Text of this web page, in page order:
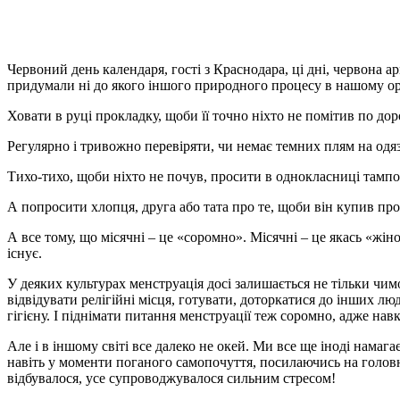
Червоний день календаря, гості з Краснодара, ці дні, червона
придумали ні до якого іншого природного процесу в нашому
Ховати в руці прокладку, щоби її точно ніхто не помітив по
Регулярно і тривожно перевіряти, чи немає темних плям на
Тихо-тихо, щоби ніхто не почув, просити в однокласниці
А попросити хлопця, друга або тата про те, щоби він купив
А все тому, що місячні – це «соромно». Місячні – це якась
існує.
У деяких культурах менструація досі залишається не тільки
відвідувати релігійні місця, готувати, доторкатися до
гігієну. І піднімати питання менструації теж соромно, адже
Але і в іншому світі все далеко не окей. Ми все ще іноді
навіть у моменти поганого самопочуття, посилаючись на
відбувалося, усе супроводжувалося сильним стресом!